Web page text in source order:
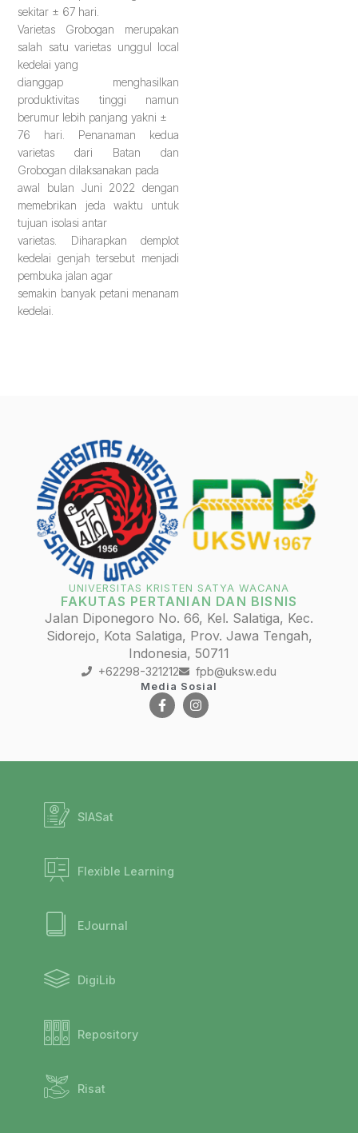
sekitar ± 67 hari.
Varietas Grobogan merupakan
salah satu varietas unggul local
kedelai yang
dianggap menghasilkan
produktivitas tinggi namun
berumur lebih panjang yakni ±
76 hari. Penanaman kedua
varietas dari Batan dan
Grobogan dilaksanakan pada
awal bulan Juni 2022 dengan
memebrikan jeda waktu untuk
tujuan isolasi antar
varietas. Diharapkan demplot
kedelai genjah tersebut menjadi
pembuka jalan agar
semakin banyak petani menanam
kedelai.
UNIVERSITAS KRISTEN SATYA WACANA
FAKUTAS PERTANIAN DAN BISNIS
Jalan Diponegoro No. 66, Kel. Salatiga, Kec.
Sidorejo, Kota Salatiga, Prov. Jawa Tengah,
Indonesia, 50711
+62298-321212 fpb@uksw.edu
Media Sosial
SIASat
Flexible Learning
EJournal
DigiLib
Repository
Risat